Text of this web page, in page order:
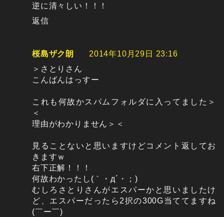
逆に清々しい！！！
返信
桜島ザク朗
2014年10月29日 23:16
＞さとりさん
こんばんはっすー
これも何故かスパムフォルダに入ってました＞
＜
理由がわかりません＞＜
見ることないと思いますけどコメント返してお
きますｗ
右下正解！！！
何故わかったし(｀・д´・；)
むしろさとりさんがエスパーかと思いましたけ
ど、エスパーだったら2択の300G当ててますね
(￣ー￣)